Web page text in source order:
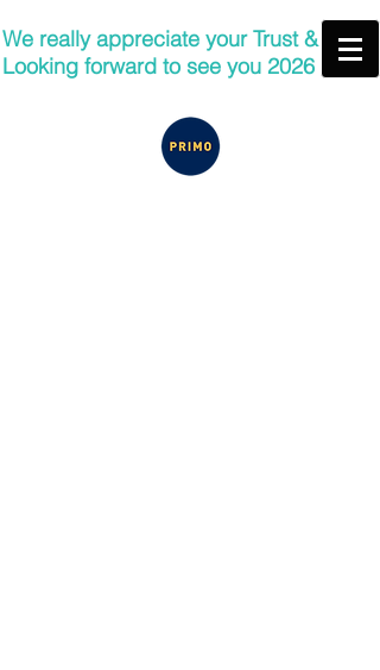
We really appreciate your Trust &
Looking forward to see you 2026